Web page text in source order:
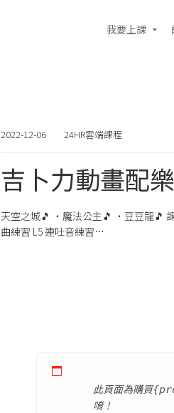
我要上課
2022-12-06 24HR雲端課程
吉卜力動畫配
天空之城🎵 ・魔法公主🎵 ・豆豆龍🎵
曲練習 L5 連吐音練習…
此頁面為購買
唷！